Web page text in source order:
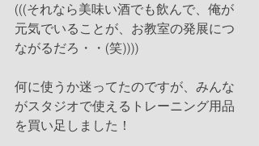
(((それなら美味い酒でも飲んで、俺が
元気でいることが、お教室の発展につ
ながるだろ・・(笑))))
何に使うか迷ってたのですが、みんな
がスタジオで使えるトレーニング用品
を買い足しました！